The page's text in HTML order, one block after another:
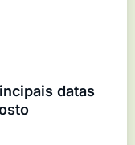
datas